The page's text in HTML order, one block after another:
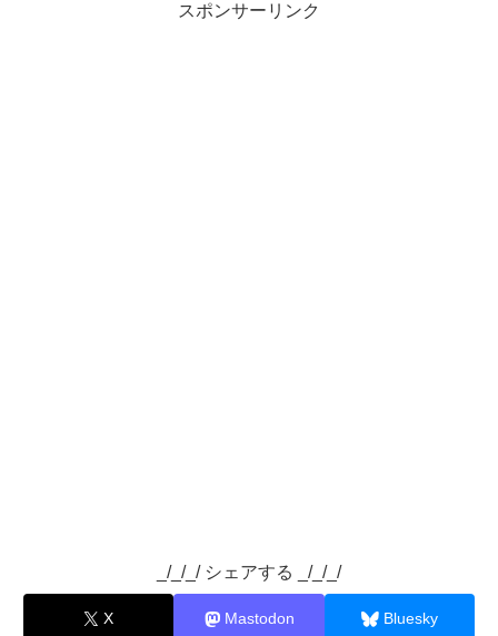
スポンサーリンク
_/_/_/ シェアする _/_/_/
X Mastodon Bluesky